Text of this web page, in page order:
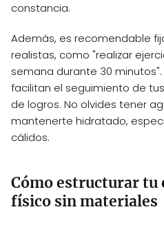
constancia.
Además, es recomendable
realistas, como "realizar
semana durante 30
facilitan el seguimiento de
de logros. No olvides tener
mantenerte hidratado,
cálidos.
Cómo estructurar
físico sin materiales